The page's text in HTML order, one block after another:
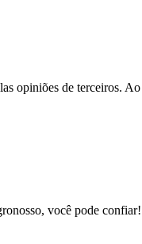
opiniões de terceiros.
você pode